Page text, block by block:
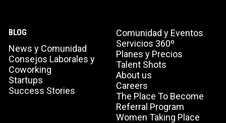
BLOG
News y Comunidad
Consejos Laborales y
Coworking
Startups
Success Stories
Comunidad y Eventos
Servicios 360º
Planes y Precios
Talent Shots
About us
Careers
The Place To Become
Referral Program
Women Taking Place